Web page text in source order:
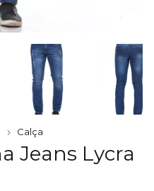
Calça
Jeans Lycra